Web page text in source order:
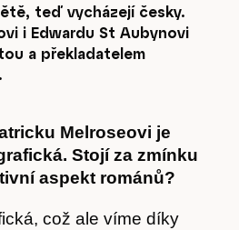
teď vycházejí česky.
i Edwardu St Aubynovi
a překladatelem
Melroseovi je
Stojí za zmínku
aspekt románů?
což ale víme díky